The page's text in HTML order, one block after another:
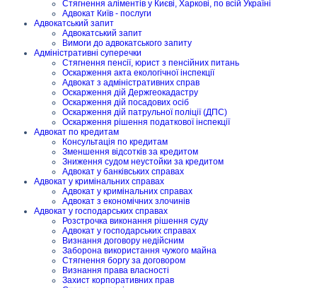
Стягнення аліментів у Києві, Харкові, по всій Україні
Адвокат Київ - послуги
Адвокатський запит
Адвокатський запит
Вимоги до адвокатського запиту
Адміністративні суперечки
Стягнення пенсії, юрист з пенсійних питань
Оскарження акта екологічної інспекції
Адвокат з адміністративних справ
Оскарження дій Держгеокадастру
Оскарження дій посадових осіб
Оскарження дій патрульної поліції (ДПС)
Оскарження рішення податкової інспекції
Адвокат по кредитам
Консультація по кредитам
Зменшення відсотків за кредитом
Зниження судом неустойки за кредитом
Адвокат у банківських справах
Адвокат у кримінальних справах
Адвокат у кримінальних справах
Адвокат з економічних злочинів
Адвокат у господарських справах
Розстрочка виконання рішення суду
Адвокат у господарських справах
Визнання договору недійсним
Заборона використання чужого майна
Стягнення боргу за договором
Визнання права власності
Захист корпоративних прав